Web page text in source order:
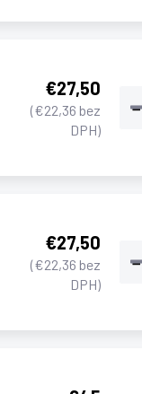
€27,50
(€22,36 bez
DPH)
−
€27,50
(€22,36 bez
DPH)
−